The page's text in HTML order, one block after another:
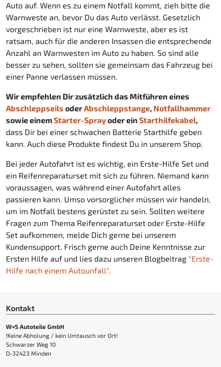
Auto auf. Wenn es zu einem Notfall kommt, zieh bitte die
Warnweste an, bevor Du das Auto verlässt. Gesetzlich
vorgeschrieben ist nur eine Warnweste, aber es ist
ratsam, auch für die anderen Insassen die entsprechende
Anzahl an Warnwesten im Auto zu haben. So sind alle
besser zu sehen, sollten sie gemeinsam das Fahrzeug bei
einer Panne verlassen müssen.
Wir empfehlen Dir zusätzlich das Mitführen eines
Abschleppseils oderAbschleppstange, Notfallhammer
sowie einemStarter-Sprayoder ein Starthilfekabel,
dass Dir bei einer schwachen Batterie Starthilfe geben
kann. Auch diese Produkte findest Du in unserem Shop.
Bei jeder Autofahrt ist es wichtig, ein Erste-Hilfe Set und
ein Reifenreparaturset mit sich zu führen. Niemand kann
voraussagen, was während einer Autofahrt alles
passieren kann. Umso vorsorglicher müssen wir handeln,
um im Notfall bestens gerüstet zu sein. Sollten weitere
Fragen zum Thema Reifenreparaturset oder Erste-Hilfe
Set aufkommen, melde Dich gerne bei unserem
Kundensupport. Frisch gerne auch Deine Kenntnisse zur
Ersten Hilfe auf und lies dazu unseren Blogbeitrag "Erste-
Hilfe nach einem Autounfall".
Kontakt
W+S Autoteile GmbH
!Keine Abholung / kein Umtausch vor Ort!
Schwarzer Weg 10
D-32423 Minden